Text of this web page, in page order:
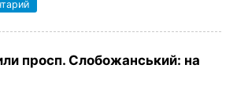
просп. Слобожанський: на